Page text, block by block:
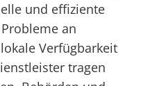
und effiziente
an
Verfügbarkeit
tragen